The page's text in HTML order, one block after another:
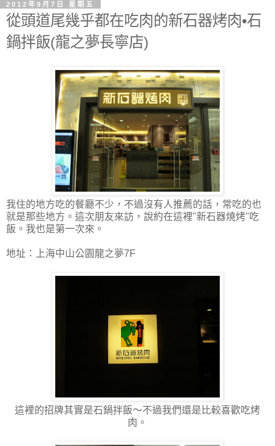
2012年9月7日 星期五
從頭道尾幾乎都在吃肉的新石器烤肉•石
鍋拌飯(龍之夢長寧店)
我住的地方吃的餐廳不少，不過沒有人推薦的話，常吃的也
就是那些地方。這次朋友來訪，說約在這裡"新石器燒烤"吃
飯。我也是第一次來。
地址：上海中山公園龍之夢7F
這裡的招牌其實是石鍋拌飯～不過我們還是比較喜歡吃烤
肉。